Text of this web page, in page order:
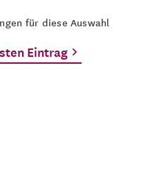
für diese Auswahl
Eintrag